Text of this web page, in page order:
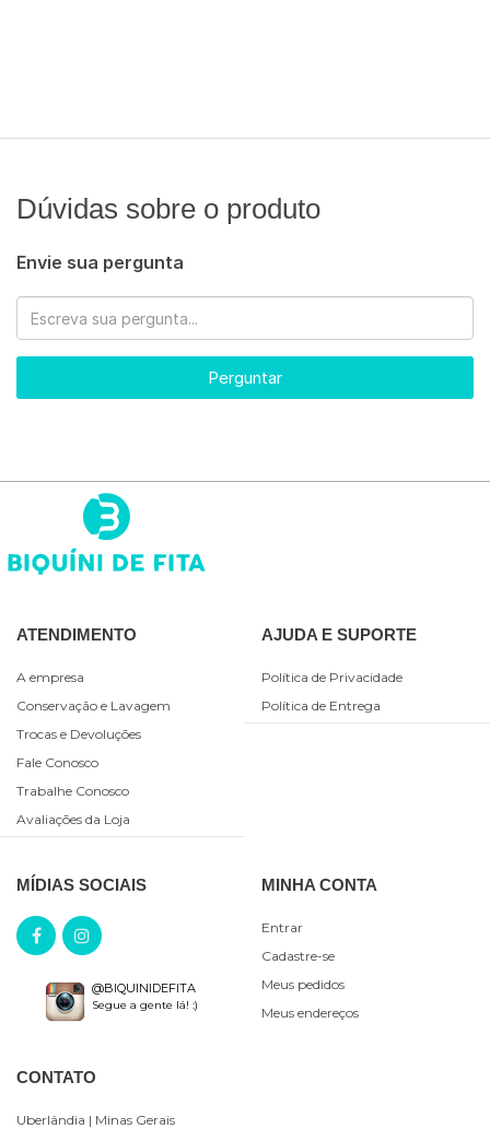
Dúvidas sobre o produto
Envie sua pergunta
Perguntar
ATENDIMENTO
A empresa
Conservação e Lavagem
Trocas e Devoluções
Fale Conosco
Trabalhe Conosco
Avaliações da Loja
AJUDA E SUPORTE
Política de Privacidade
Política de Entrega
MÍDIAS SOCIAIS
@BIQUINIDEFITA
Segue a gente lá! :)
MINHA CONTA
Entrar
Cadastre-se
Meus pedidos
Meus endereços
CONTATO
Uberlândia | Minas Gerais